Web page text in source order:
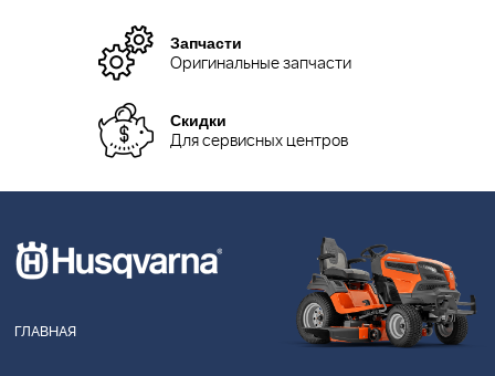
Запчасти
Оригинальные запчасти
Скидки
Для сервисных центров
ГЛАВНАЯ